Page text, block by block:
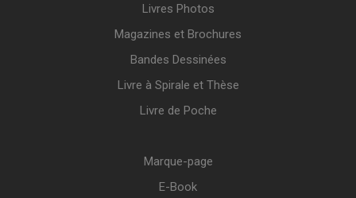
Livres Photos
Magazines et Brochures
Bandes Dessinées
Livre à Spirale et Thèse
Livre de Poche
Marque-page
E-Book